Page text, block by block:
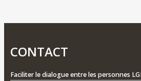
CONTACT
Faciliter le dialogue entre les personnes